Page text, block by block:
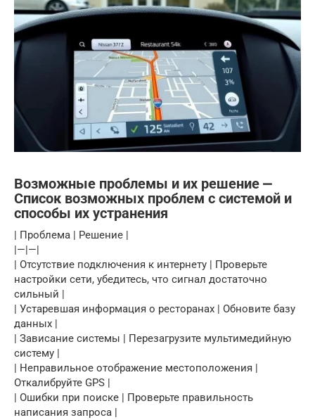
Возможные проблемы и их решение ⎼
Список возможных проблем с системой и
способы их устранения
| Проблема | Решение |
|—|—|
| Отсутствие подключения к интернету | Проверьте
настройки сети, убедитесь, что сигнал достаточно
сильный |
| Устаревшая информация о ресторанах | Обновите базу
данных |
| Зависание системы | Перезагрузите мультимедийную
систему |
| Неправильное отображение местоположения |
Откалибруйте GPS |
| Ошибки при поиске | Проверьте правильность
написания запроса |